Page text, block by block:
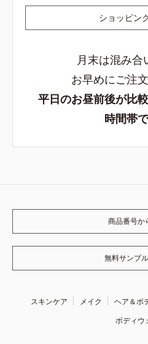
ショッピン
月末は混み合
お早めにご注
平日のお昼前後が比
時間帯で
商品番号か
無料サンプ
スキンケア メイク ヘア＆ボ
ボディウ